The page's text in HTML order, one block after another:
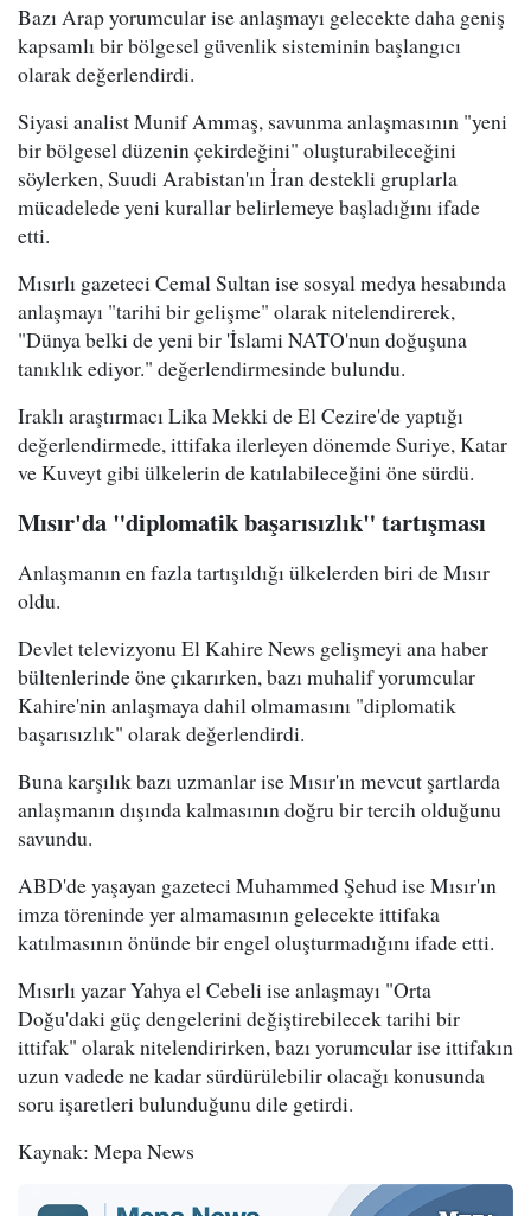
Bazı Arap yorumcular ise anlaşmayı gelecekte daha geniş
kapsamlı bir bölgesel güvenlik sisteminin başlangıcı
olarak değerlendirdi.
Siyasi analist Munif Ammaş, savunma anlaşmasının "yeni
bir bölgesel düzenin çekirdeğini" oluşturabileceğini
söylerken, Suudi Arabistan'ın İran destekli gruplarla
mücadelede yeni kurallar belirlemeye başladığını ifade
etti.
Mısırlı gazeteci Cemal Sultan ise sosyal medya hesabında
anlaşmayı "tarihi bir gelişme" olarak nitelendirerek,
"Dünya belki de yeni bir 'İslami NATO'nun doğuşuna
tanıklık ediyor." değerlendirmesinde bulundu.
Iraklı araştırmacı Lika Mekki de El Cezire'de yaptığı
değerlendirmede, ittifaka ilerleyen dönemde Suriye, Katar
ve Kuveyt gibi ülkelerin de katılabileceğini öne sürdü.
Mısır'da "diplomatik başarısızlık" tartışması
Anlaşmanın en fazla tartışıldığı ülkelerden biri de Mısır
oldu.
Devlet televizyonu El Kahire News gelişmeyi ana haber
bültenlerinde öne çıkarırken, bazı muhalif yorumcular
Kahire'nin anlaşmaya dahil olmamasını "diplomatik
başarısızlık" olarak değerlendirdi.
Buna karşılık bazı uzmanlar ise Mısır'ın mevcut şartlarda
anlaşmanın dışında kalmasının doğru bir tercih olduğunu
savundu.
ABD'de yaşayan gazeteci Muhammed Şehud ise Mısır'ın
imza töreninde yer almamasının gelecekte ittifaka
katılmasının önünde bir engel oluşturmadığını ifade etti.
Mısırlı yazar Yahya el Cebeli ise anlaşmayı "Orta
Doğu'daki güç dengelerini değiştirebilecek tarihi bir
ittifak" olarak nitelendirirken, bazı yorumcular ise ittifakın
uzun vadede ne kadar sürdürülebilir olacağı konusunda
soru işaretleri bulunduğunu dile getirdi.
Kaynak: Mepa News